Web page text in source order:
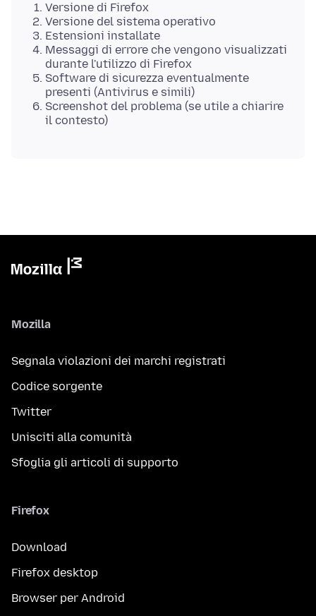
Versione di Firefox
Versione del sistema operativo
Estensioni installate
Messaggi di errore che vengono visualizzati
durante l'utilizzo di Firefox
Software di sicurezza eventualmente
presenti (Antivirus e simili)
Screenshot del problema (se utile a chiarire
il contesto)
Mozilla
Segnala violazioni dei marchi registrati
Codice sorgente
Twitter
Unisciti alla comunità
Sfoglia gli articoli di supporto
Firefox
Download
Firefox desktop
Browser per Android